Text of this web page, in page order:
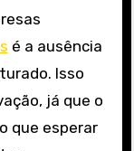
é a ausência
Isso
já que o
que esperar